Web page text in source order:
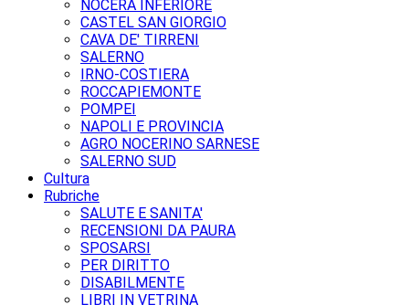
NOCERA INFERIORE
CASTEL SAN GIORGIO
CAVA DE' TIRRENI
SALERNO
IRNO-COSTIERA
ROCCAPIEMONTE
POMPEI
NAPOLI E PROVINCIA
AGRO NOCERINO SARNESE
SALERNO SUD
Cultura
Rubriche
SALUTE E SANITA'
RECENSIONI DA PAURA
SPOSARSI
PER DIRITTO
DISABILMENTE
LIBRI IN VETRINA